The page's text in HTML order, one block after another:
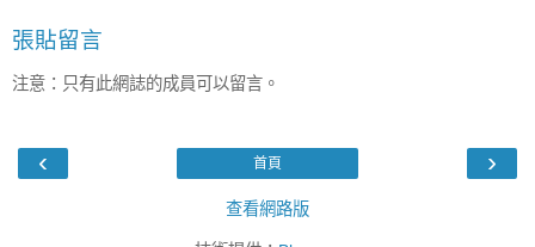
張貼留言
注意：只有此網誌的成員可以留言。
‹ ›
首頁
查看網路版